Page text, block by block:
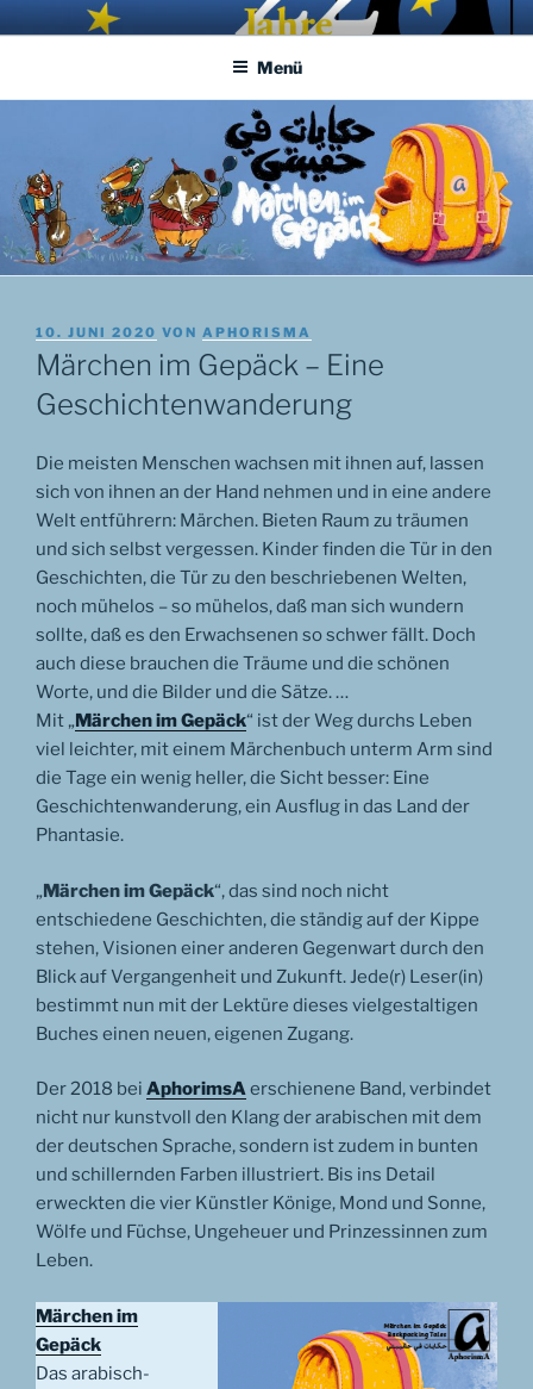
InhaltAPHORISMA.EU
… links und rechts von Jerusalem …
Menü
VERÖFFENTLICHT
AM
10. JUNI 2020 VON APHORISMA
Märchen im Gepäck – Eine
Geschichtenwanderung
Die meisten Menschen wachsen mit ihnen auf, lassen
sich von ihnen an der Hand nehmen und in eine andere
Welt entführern: Märchen. Bieten Raum zu träumen
und sich selbst vergessen. Kinder finden die Tür in den
Geschichten, die Tür zu den beschriebenen Welten,
noch mühelos – so mühelos, daß man sich wundern
sollte, daß es den Erwachsenen so schwer fällt. Doch
auch diese brauchen die Träume und die schönen
Worte, und die Bilder und die Sätze. …
Mit „Märchen im Gepäck“ ist der Weg durchs Leben
viel leichter, mit einem Märchenbuch unterm Arm sind
die Tage ein wenig heller, die Sicht besser: Eine
Geschichtenwanderung, ein Ausflug in das Land der
Phantasie.
„Märchen im Gepäck“, das sind noch nicht
entschiedene Geschichten, die ständig auf der Kippe
stehen, Visionen einer anderen Gegenwart durch den
Blick auf Vergangenheit und Zukunft. Jede(r) Leser(in)
bestimmt nun mit der Lektüre dieses vielgestaltigen
Buches einen neuen, eigenen Zugang.
Der 2018 bei AphorimsAerschienene Band, verbindet
nicht nur kunstvoll den Klang der arabischen mit dem
der deutschen Sprache, sondern ist zudem in bunten
und schillernden Farben illustriert. Bis ins Detail
erweckten die vier Künstler Könige, Mond und Sonne,
Wölfe und Füchse, Ungeheuer und Prinzessinnen zum
Leben.
Märchen im
Gepäck
Das arabisch-